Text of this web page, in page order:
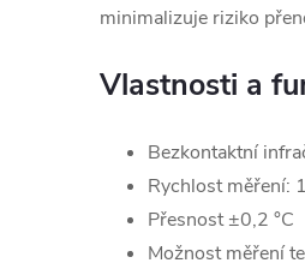
minimalizuje riziko
Vlastnosti a
Bezkontaktní
Rychlost měření:
Přesnost ±0,2 °C
Možnost měření